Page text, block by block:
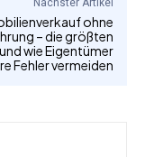
ohne
– die größten
wie Eigentümer
Fehler vermeiden